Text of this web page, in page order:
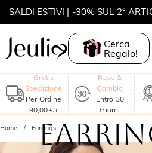
SALDI ESTIVI | -30% SUL 2°
MOVE MY WAY | ACQUISTA
Cerca
Regalo!
Gratis
Spedizione
Per Ordine
90,00 €+
Reso &
Cambio
Entro 30
Giorni
Home Earrings